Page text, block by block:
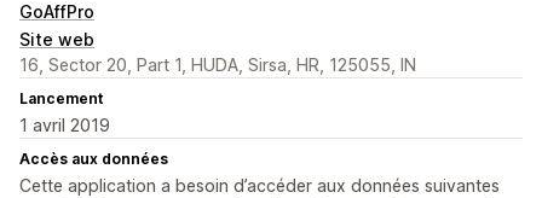
GoAffPro
Site web
16, Sector 20, Part 1, HUDA, Sirsa, HR, 125055, IN
Lancement
1 avril 2019
Accès aux données
Cette application a besoin d’accéder aux données suivantes